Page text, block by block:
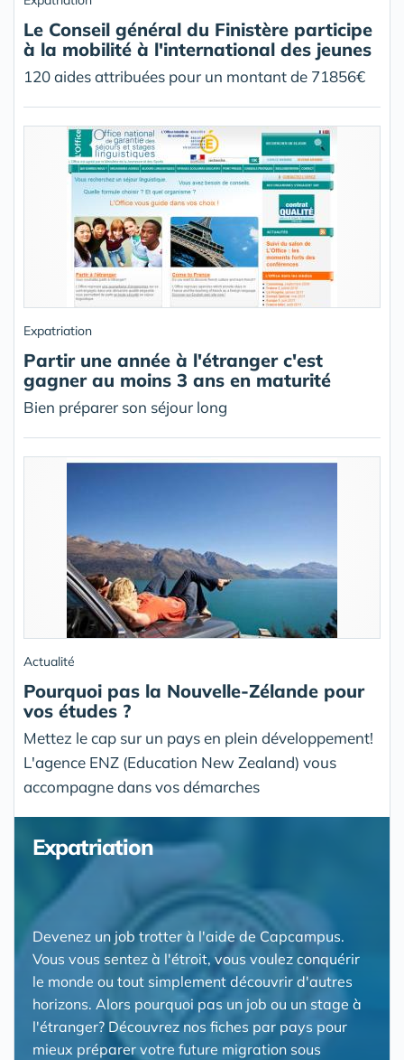
Le Conseil général du Finistère participe
à la mobilité à l'international des jeunes
120 aides attribuées pour un montant de 71856€
Expatriation
Partir une année à l'étranger c'est
gagner au moins 3 ans en maturité
Bien préparer son séjour long
Actualité
Pourquoi pas la Nouvelle-Zélande pour
vos études ?
Mettez le cap sur un pays en plein développement!
L'agence ENZ (Education New Zealand) vous
accompagne dans vos démarches
Expatriation
Devenez un job trotter à l'aide de Capcampus.
Vous vous sentez à l'étroit, vous voulez conquérir
le monde ou tout simplement découvrir d'autres
horizons. Alors pourquoi pas un job ou un stage à
l'étranger? Découvrez nos fiches par pays pour
mieux préparer votre future migration sous